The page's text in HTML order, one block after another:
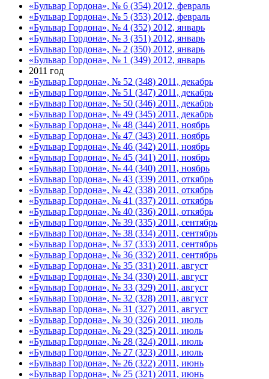
«Бульвар Гордона», № 6 (354) 2012, февраль
«Бульвар Гордона», № 5 (353) 2012, февраль
«Бульвар Гордона», № 4 (352) 2012, январь
«Бульвар Гордона», № 3 (351) 2012, январь
«Бульвар Гордона», № 2 (350) 2012, январь
«Бульвар Гордона», № 1 (349) 2012, январь
2011 год
«Бульвар Гордона», № 52 (348) 2011, декабрь
«Бульвар Гордона», № 51 (347) 2011, декабрь
«Бульвар Гордона», № 50 (346) 2011, декабрь
«Бульвар Гордона», № 49 (345) 2011, декабрь
«Бульвар Гордона», № 48 (344) 2011, ноябрь
«Бульвар Гордона», № 47 (343) 2011, ноябрь
«Бульвар Гордона», № 46 (342) 2011, ноябрь
«Бульвар Гордона», № 45 (341) 2011, ноябрь
«Бульвар Гордона», № 44 (340) 2011, ноябрь
«Бульвар Гордона», № 43 (339) 2011, откябрь
«Бульвар Гордона», № 42 (338) 2011, откябрь
«Бульвар Гордона», № 41 (337) 2011, откябрь
«Бульвар Гордона», № 40 (336) 2011, откябрь
«Бульвар Гордона», № 39 (335) 2011, сентябрь
«Бульвар Гордона», № 38 (334) 2011, сентябрь
«Бульвар Гордона», № 37 (333) 2011, сентябрь
«Бульвар Гордона», № 36 (332) 2011, сентябрь
«Бульвар Гордона», № 35 (331) 2011, август
«Бульвар Гордона», № 34 (330) 2011, август
«Бульвар Гордона», № 33 (329) 2011, август
«Бульвар Гордона», № 32 (328) 2011, август
«Бульвар Гордона», № 31 (327) 2011, август
«Бульвар Гордона», № 30 (326) 2011, июль
«Бульвар Гордона», № 29 (325) 2011, июль
«Бульвар Гордона», № 28 (324) 2011, июль
«Бульвар Гордона», № 27 (323) 2011, июль
«Бульвар Гордона», № 26 (322) 2011, июнь
«Бульвар Гордона», № 25 (321) 2011, июнь